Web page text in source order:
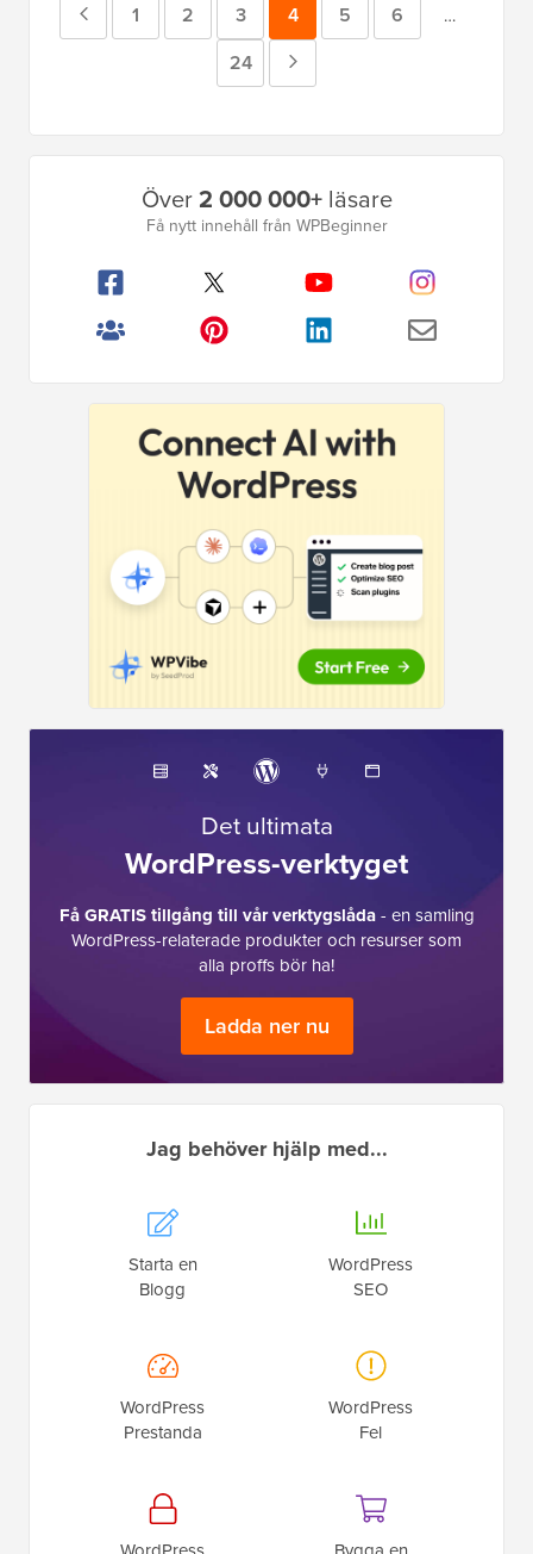
Föregående
Sida
1 Sida
2 Sida
3 Sida
4 Sida
5 Sida
6
Mellansidor
…
Sida
24
Över2 000 000+läsare
Få nytt innehåll från WPBeginner
Det ultimata
WordPress-verktyget
Få GRATIS tillgång till vår verktygslåda- en samling
WordPress-relaterade produkter och resurser som
alla proffs bör ha!
Ladda ner nu
Jag behöver hjälp med...
Starta en
Blogg
WordPress
SEO
WordPress
Prestanda
WordPress
Fel